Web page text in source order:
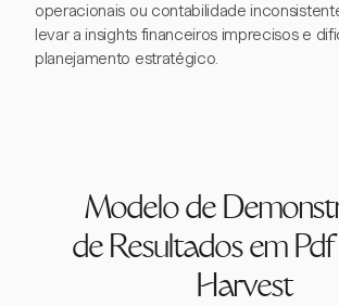
operacionais ou contabilidade
levar a insights financeiros imprecisos e
planejamento estratégico.
Modelo de
de Resultados em
Harvest